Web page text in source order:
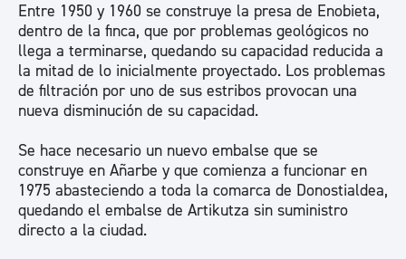
Entre 1950 y 1960 se construye la presa de Enobieta,
dentro de la finca, que por problemas geológicos no
llega a terminarse, quedando su capacidad reducida a
la mitad de lo inicialmente proyectado. Los problemas
de filtración por uno de sus estribos provocan una
nueva disminución de su capacidad.
Se hace necesario un nuevo embalse que se
construye en Añarbe y que comienza a funcionar en
1975 abasteciendo a toda la comarca de Donostialdea,
quedando el embalse de Artikutza sin suministro
directo a la ciudad.